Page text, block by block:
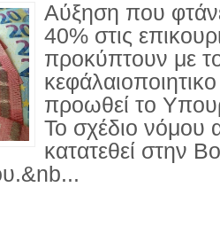
Αύξηση που
40% στις
προκύπτουν με
προωθεί το
Το σχέδιο νόμου
κατατεθεί στην